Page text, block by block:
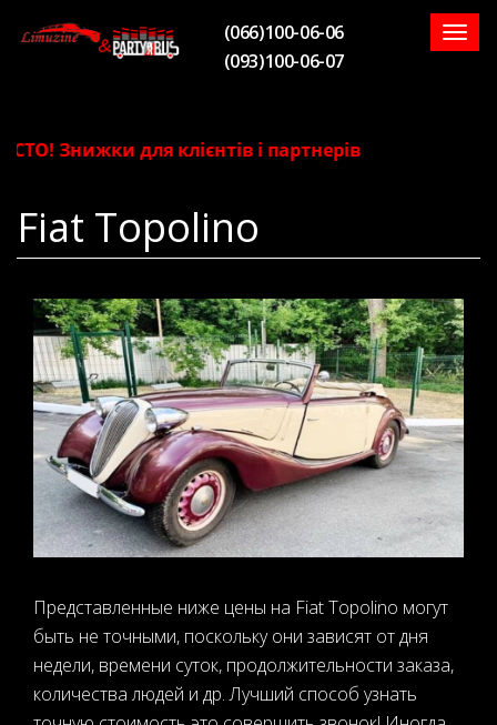
(066)100-06-06
(093)100-06-07
Знижки для клієнтів і партнерів
Fiat Topolino
Представленные ниже цены на Fiat Topolino могут
быть не точными, поскольку они зависят от дня
недели, времени суток, продолжительности заказа,
количества людей и др. Лучший способ узнать